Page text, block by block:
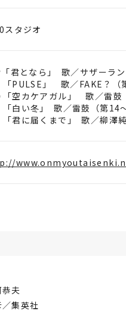
スタジオ
｢君となら｣ 歌／サザーラン
」 歌／FAKE？（第
「空カケアガル」 歌／雷鼓
い冬｣ 歌／雷鼓（第14～
に届くまで｣ 歌／柳澤純
夫
集英社